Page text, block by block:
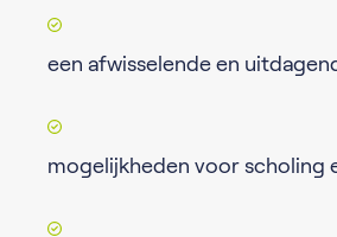
een afwisselende en
mogelijkheden voor scholing